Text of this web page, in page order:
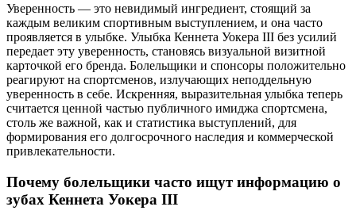
Уверенность — это невидимый ингредиент, стоящий за
каждым великим спортивным выступлением, и она часто
проявляется в улыбке. Улыбка Кеннета Уокера III без усилий
передает эту уверенность, становясь визуальной визитной
карточкой его бренда. Болельщики и спонсоры положительно
реагируют на спортсменов, излучающих неподдельную
уверенность в себе. Искренняя, выразительная улыбка теперь
считается ценной частью публичного имиджа спортсмена,
столь же важной, как и статистика выступлений, для
формирования его долгосрочного наследия и коммерческой
привлекательности.
Почему болельщики часто ищут информацию о
зубах Кеннета Уокера III